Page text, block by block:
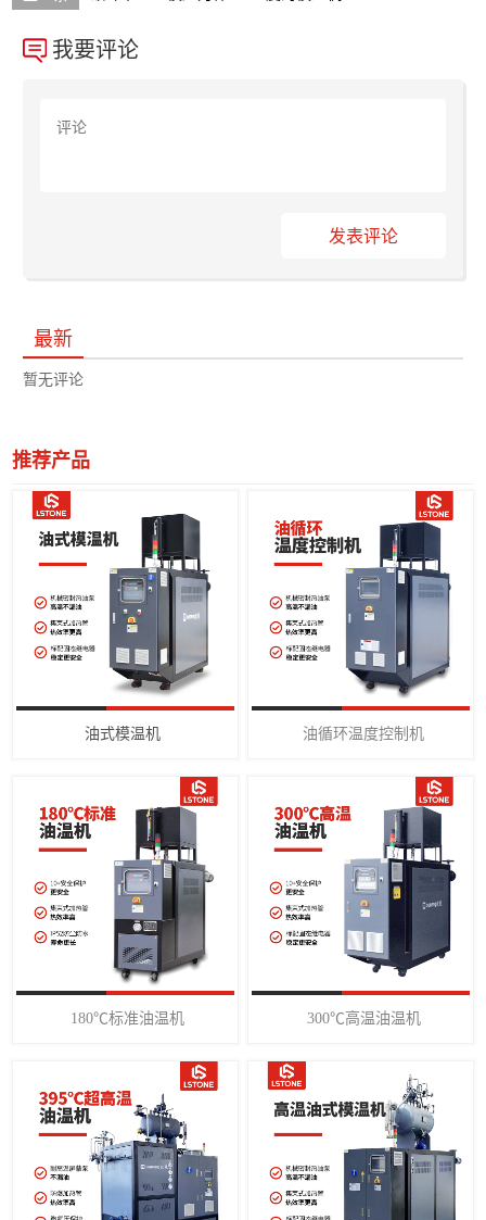
我要评论
发表评论
最新
暂无评论
推荐产品
油式模温机 油循环温度控制机
180℃标准油温机 300℃高温油温机